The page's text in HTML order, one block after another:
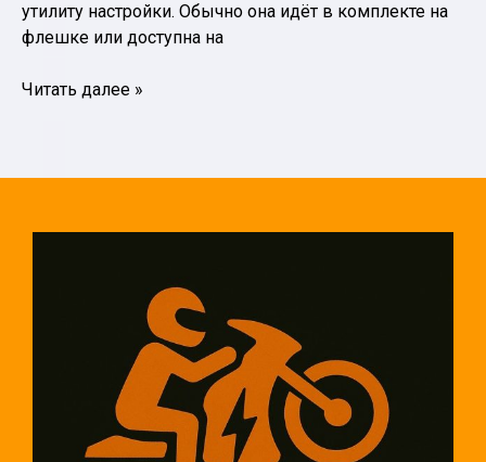
утилиту настройки. Обычно она идёт в комплекте на
флешке или доступна на
Как
Читать далее »